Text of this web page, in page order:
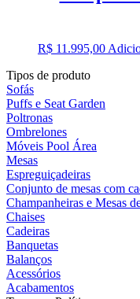
R$ 11.995,00
Tipos de produto
Sofás
Puffs e Seat Garden
Poltronas
Ombrelones
Móveis Pool Área
Mesas
Espreguiçadeiras
Conjunto de mesas com
Champanheiras e Mesas
Chaises
Cadeiras
Banquetas
Balanços
Acessórios
Acabamentos